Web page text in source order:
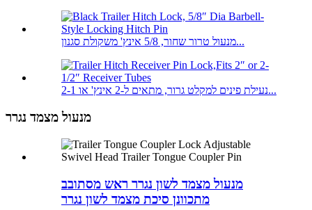
מנעול טרור שחור, 5/8 אינץ' משקולת סגנון...
נעילת פינים למקלט גרור, מתאים ל-2 אינץ' או 2-1...
מנעול מצמד נגרר
מנעול מצמד לשון נגרר ראש מסתובב
מתכוונן סיכת מצמד לשון נגרר